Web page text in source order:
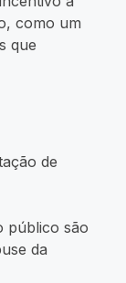
como um
que
de
público são
da